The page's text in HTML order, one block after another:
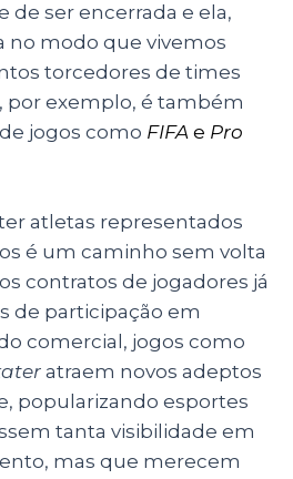
de ser encerrada e ela,
no modo que vivemos
torcedores de times
por exemplo, é também
jogos como FIFA e Pro
atletas representados
é um caminho sem volta
contratos de jogadores já
de participação em
comercial, jogos como
atraem novos adeptos
popularizando esportes
tanta visibilidade em
mas que merecem